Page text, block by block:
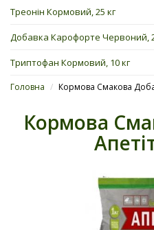
Треонін Кормовий, 25 кг
Добавка Карофорте Червоний,
Триптофан Кормовий, 10 кг
Головна / Кормова Смакова
Кормова